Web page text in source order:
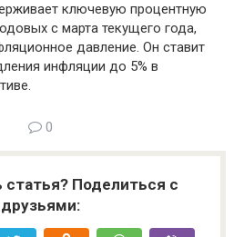
ключевую процентную
с марта текущего года,
давление. Он ставит
инфляции до 5% в
0
статья? Поделиться с
друзьями: